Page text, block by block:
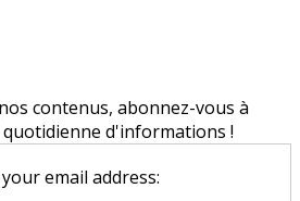
contenus, abonnez-vous à
d'informations !
email address: